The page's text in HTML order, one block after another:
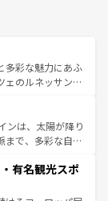
多彩な魅力にあふ
ェのルネッサンス
ルフィ海岸の絶
合間には、本場の
を堪能することも
をしてみよう！
ンは、太陽が降り
まで、多彩な自然
ンコ、熱気あふ
一部となってい
や、バルセロナの
有名観光スポ